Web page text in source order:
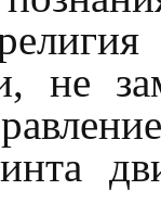
не